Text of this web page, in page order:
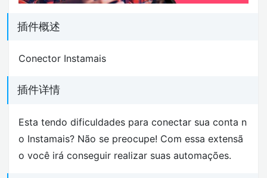
插件概述
Conector Instamais
插件详情
Esta tendo dificuldades para conectar sua conta n
o Instamais? Não se preocupe! Com essa extensã
o você irá conseguir realizar suas automações.